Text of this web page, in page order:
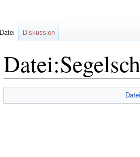
Navigation
Suche
Datei Diskussion